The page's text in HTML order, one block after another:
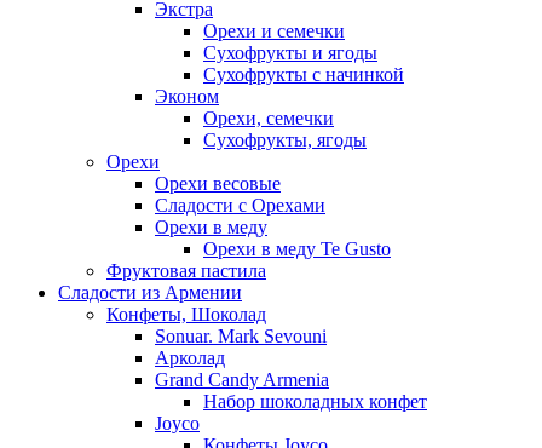
Экстра
Орехи и семечки
Сухофрукты и ягоды
Сухофрукты с начинкой
Эконом
Орехи, семечки
Сухофрукты, ягоды
Орехи
Орехи весовые
Сладости с Орехами
Орехи в меду
Орехи в меду Te Gusto
Фруктовая пастила
Сладости из Армении
Конфеты, Шоколад
Sonuar. Mark Sevouni
Арколад
Grand Candy Armenia
Набор шоколадных конфет
Joyco